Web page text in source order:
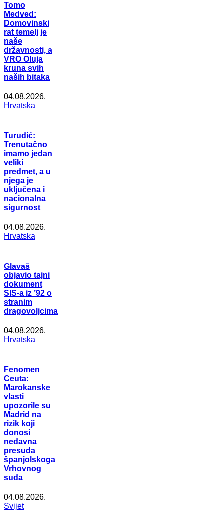
Tomo
Medved:
Domovinski
rat temelj je
naše
državnosti, a
VRO Oluja
kruna svih
naših bitaka
04.08.2026.
Hrvatska
Turudić:
Trenutačno
imamo jedan
veliki
predmet, a u
njega je
uključena i
nacionalna
sigurnost
04.08.2026.
Hrvatska
Glavaš
objavio tajni
dokument
SIS-a iz ’92 o
stranim
dragovoljcima
04.08.2026.
Hrvatska
Fenomen
Ceuta:
Marokanske
vlasti
upozorile su
Madrid na
rizik koji
donosi
nedavna
presuda
španjolskoga
Vrhovnog
suda
04.08.2026.
Svijet